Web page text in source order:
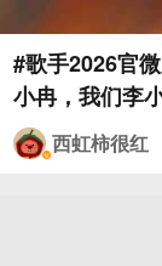
#歌手2026官
小冉，我们李
想象小图雅要
传[拜托]#歌手
西虹柿很红